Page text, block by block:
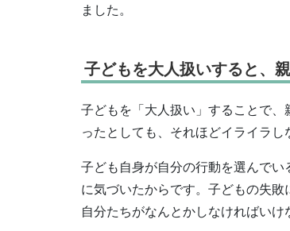
ました。
子どもを大人扱いすると、
子どもを「大人扱い」することで
ったとしても、それほどイライラし
子ども自身が自分の行動を選んで
に気づいたからです。子どもの失敗
自分たちがなんとかしなければいけ